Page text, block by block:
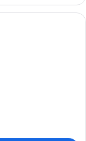
de hotel ordenada